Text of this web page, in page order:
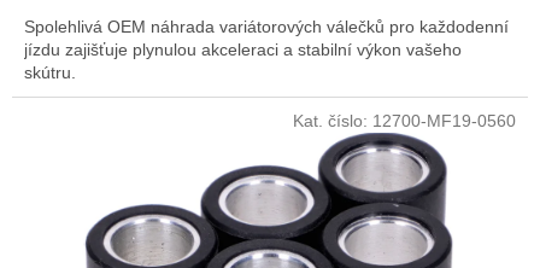
Spolehlivá OEM náhrada variátorových válečků pro každodenní
jízdu zajišťuje plynulou akceleraci a stabilní výkon vašeho
skútru.
Kat. číslo: 12700-MF19-0560